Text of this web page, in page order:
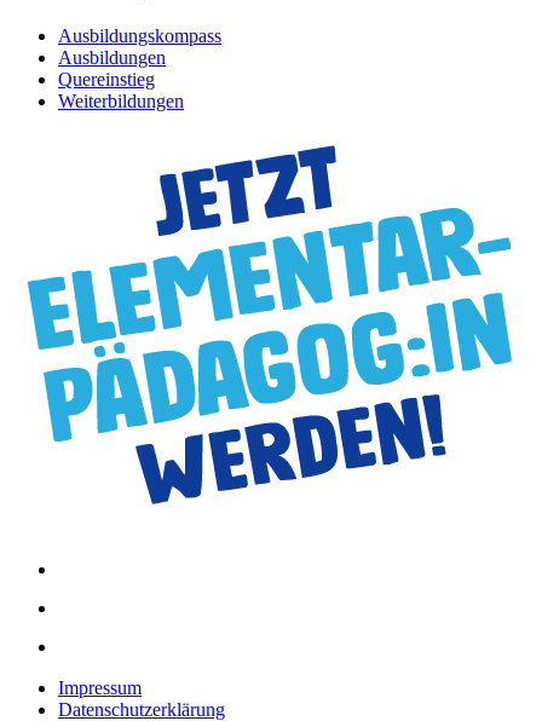
Ausbildungskompass
Ausbildungen
Quereinstieg
Weiterbildungen
Impressum
Datenschutzerklärung